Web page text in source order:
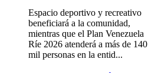
Espacio deportivo y recreativo
beneficiará a la comunidad,
mientras que el Plan Venezuela
Ríe 2026 atenderá a más de 140
mil personas en la entid...